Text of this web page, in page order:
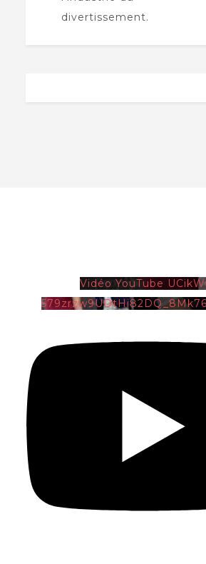
divertissement.
Vidéo YouTube